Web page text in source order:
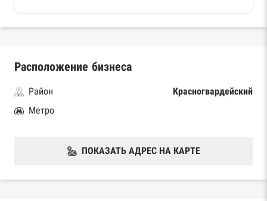
Расположение бизнеса
Район
Красногвардейский
Метро
ПОКАЗАТЬ АДРЕС НА КАРТЕ